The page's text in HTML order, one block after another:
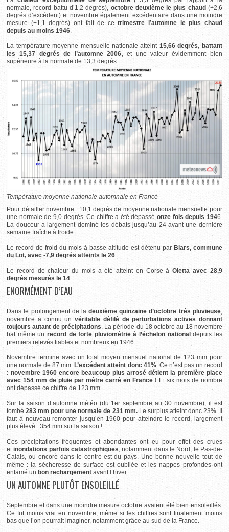
normale, record battu d’1,2 degrés), octobre deuxième le plus chaud (+2,6
degrés d’excédent) et novembre également excédentaire dans une moindre
mesure (+1,1 degrés) ont fait de ce trimestre l’automne le plus chaud
depuis au moins 1946.
La température moyenne mensuelle nationale atteint 15,66 degrés, battant
les 15,37 degrés de l’automne 2006, et une valeur évidemment bien
supérieure à la normale de 13,3 degrés.
Température moyenne nationale automnale en France
Pour détailler novembre : 10,1 degrés de moyenne nationale mensuelle pour
une normale de 9,0 degrés. Ce chiffre a été dépassé onze fois depuis 1946.
La douceur a largement dominé les débats jusqu’au 24 avant une dernière
semaine fraîche à froide.
Le record de froid du mois à basse altitude est détenu par Blars, commune
du Lot, avec -7,9 degrés atteints le 26.
Le record de chaleur du mois a été atteint en Corse à Oletta avec 28,9
degrés mesurés le 14.
ENORMÉMENT D’EAU
Dans le prolongement de la deuxième quinzaine d’octobre très pluvieuse,
novembre a connu un véritable défilé de perturbations actives donnant
toujours autant de précipitations. La période du 18 octobre au 18 novembre
bat même un record de forte pluviométrie à l’échelon national depuis les
premiers relevés fiables et nombreux en 1946.
Novembre termine avec un total moyen mensuel national de 123 mm pour
une normale de 87 mm. L’excédent atteint donc 41%. Ce n’est pas un record
: novembre 1960 encore beaucoup plus arrosé détient la première place
avec 154 mm de pluie par mètre carré en France ! Et six mois de nombre
ont dépassé ce chiffre de 123 mm.
Sur la saison d’automne météo (du 1er septembre au 30 novembre), il est
tombé 283 mm pour une normale de 231 mm. Le surplus atteint donc 23%. Il
faut à nouveau remonter jusqu’en 1960 pour atteindre le record, largement
plus élevé : 354 mm sur la saison !
Ces précipitations fréquentes et abondantes ont eu pour effet des crues
et inondations parfois catastrophiques, notamment dans le Nord, le Pas-de-
Calais, ou encore dans le centre-est du pays. Une bonne nouvelle tout de
même : la sécheresse de surface est oubliée et les nappes profondes ont
entamé un bon rechargement avant l’hiver.
UN AUTOMNE PLUTÔT ENSOLEILLÉ
Septembre et dans une moindre mesure octobre avaient été bien ensoleillés.
Ce fut moins vrai en novembre, même si les chiffres sont finalement moins
bas que l’on pourrait imaginer, notamment grâce au sud de la France.